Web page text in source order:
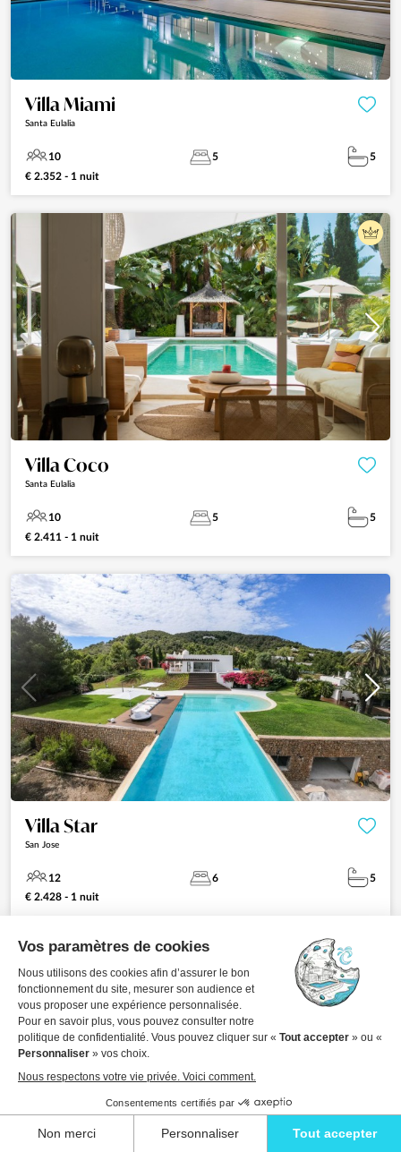
Villa Miami
Santa Eulalia
10 5
5
€ 2.352 - 1 nuit
Villa Coco
Santa Eulalia
10 5
5
€ 2.411 - 1 nuit
Villa Star
San Jose
12 6
5
€ 2.428 - 1 nuit